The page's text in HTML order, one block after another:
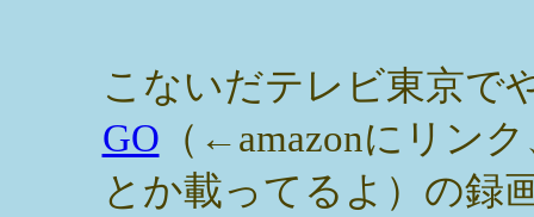
こないだテレビ東京で
GO （←amazonにリン
とか載ってるよ）の録